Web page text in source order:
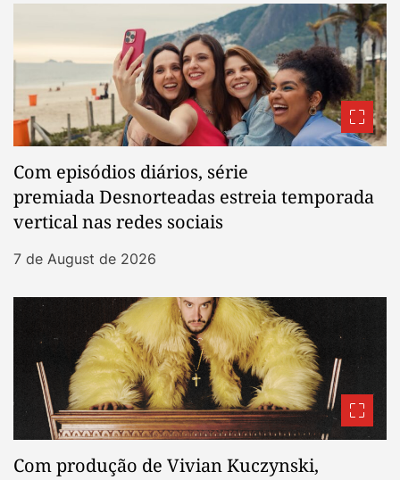
Com episódios diários, série
premiada Desnorteadas estreia temporada
vertical nas redes sociais
7 de August de 2026
Com produção de Vivian Kuczynski,